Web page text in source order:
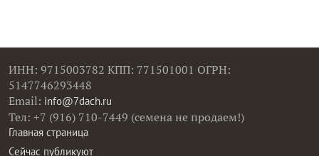
ИНН: 9715003782 КПП: 771501001 ОГРН:
5147746293448
Email: info@7dach.ru
Тел: +7 (916) 710-7449 (семена не продаем!)
Главная страница
Сейчас публикуют